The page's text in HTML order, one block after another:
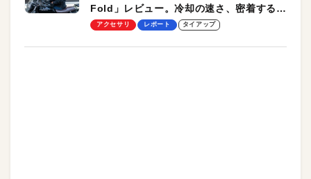
Fold」レビュー。冷却の速さ、密着する冷
却プレート、シンプルな操作性がグッド！
アクセサリ レポート タイアップ